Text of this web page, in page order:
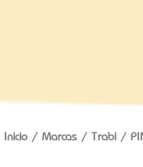
Inicio/ Marcas/ Trabi/